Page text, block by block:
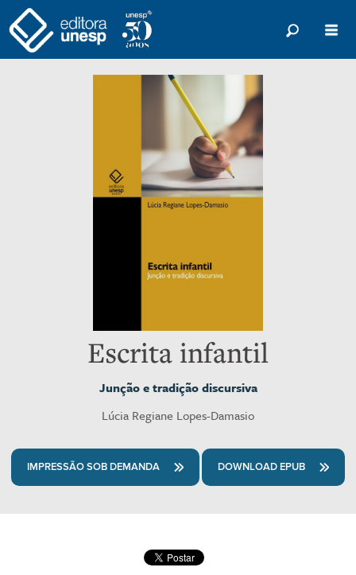
Escrita infantil
Junção e tradição discursiva
Lúcia Regiane Lopes-Damasio
IMPRESSÃO SOB DEMANDA DOWNLOAD EPUB